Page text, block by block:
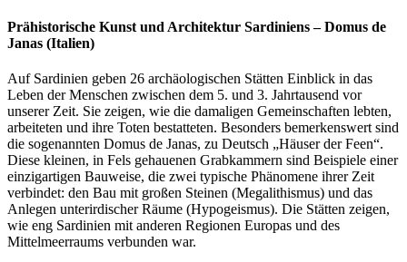
Prähistorische Kunst und Architektur Sardiniens – Domus de
Janas (Italien)
Auf Sardinien geben 26 archäologischen Stätten Einblick in das
Leben der Menschen zwischen dem 5. und 3. Jahrtausend vor
unserer Zeit. Sie zeigen, wie die damaligen Gemeinschaften lebten,
arbeiteten und ihre Toten bestatteten. Besonders bemerkenswert sind
die sogenannten Domus de Janas, zu Deutsch „Häuser der Feen“.
Diese kleinen, in Fels gehauenen Grabkammern sind Beispiele einer
einzigartigen Bauweise, die zwei typische Phänomene ihrer Zeit
verbindet: den Bau mit großen Steinen (Megalithismus) und das
Anlegen unterirdischer Räume (Hypogeismus). Die Stätten zeigen,
wie eng Sardinien mit anderen Regionen Europas und des
Mittelmeerraums verbunden war.